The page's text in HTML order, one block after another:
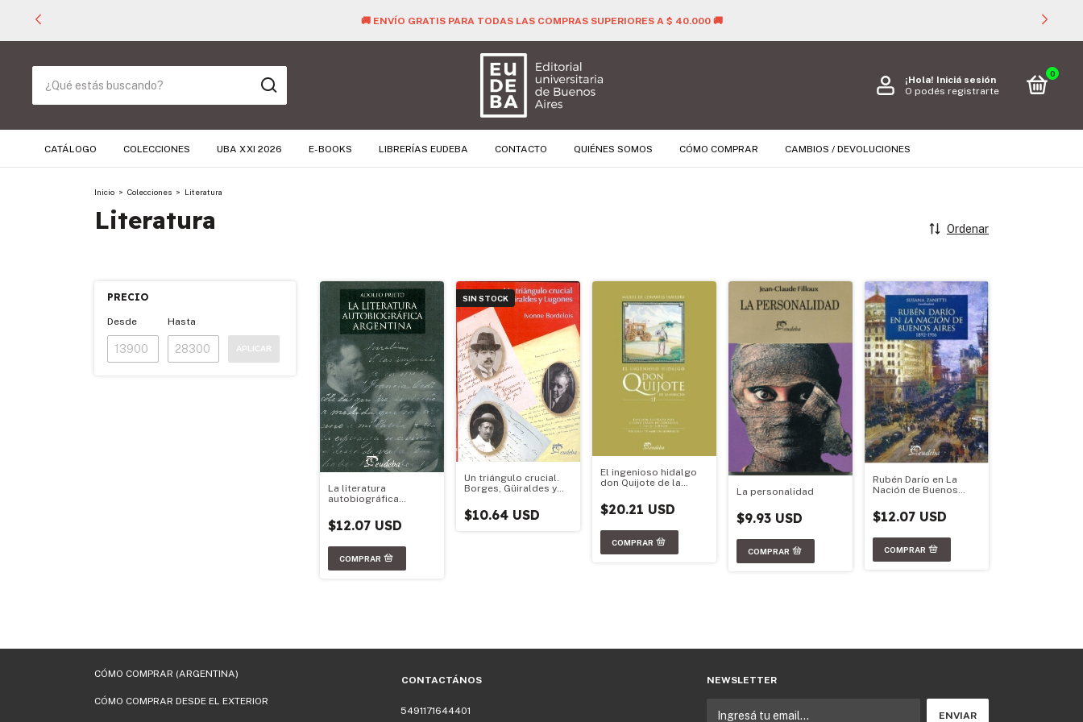
🚚 ENVÍO GRATIS PARA TODAS LAS COMPRAS SUPERIORES A $ 40.000 🚚
¡Hola! Iniciá sesión
O podés registrarte
0
CATÁLOGO COLECCIONES UBA XXI 2026 E-BOOKS LIBRERÍAS EUDEBA CONTACTO QUIÉNES SOMOS CÓMO COMPRAR CAMBIOS / DEVOLUCIONES
Inicio > Colecciones > Literatura
Literatura Ordenar
PRECIO
Desde Hasta
APLICAR
La literatura
autobiográfica
$12.07 USD
SIN STOCK
Un triángulo crucial.
Borges, Güiraldes y
$10.64 USD
El ingenioso hidalgo
don Quijote de la
$20.21 USD
La personalidad
$9.93 USD
Rubén Darío en La
Nación de Buenos
$12.07 USD
CÓMO COMPRAR (ARGENTINA)
CÓMO COMPRAR DESDE EL EXTERIOR
CONTACTÁNOS
5491171644401
NEWSLETTER